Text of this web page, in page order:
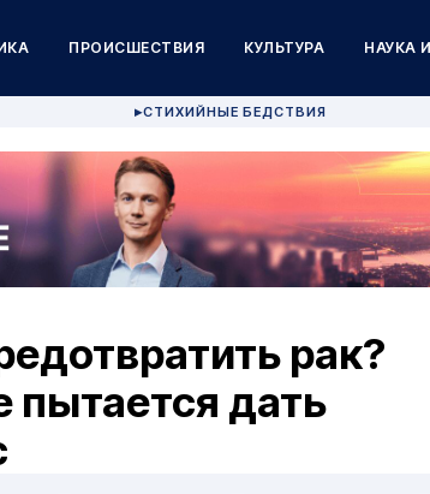
ПРОИСШЕСТВИЯ КУЛЬТУРА НАУКА
▶СТИХИЙНЫЕ БЕДСТВИЯ
рак?
пытается дать